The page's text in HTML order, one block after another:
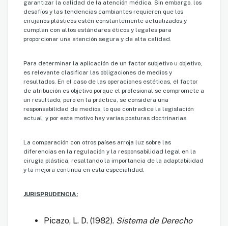
garantizar la calidad de la atención médica. Sin embargo, los
desafíos y las tendencias cambiantes requieren que los
cirujanos plásticos estén constantemente actualizados y
cumplan con altos estándares éticos y legales para
proporcionar una atención segura y de alta calidad.
Para determinar la aplicación de un factor subjetivo u objetivo,
es relevante clasificar las obligaciones de medios y
resultados. En el caso de las operaciones estéticas, el factor
de atribución es objetivo porque el profesional se compromete a
un resultado, pero en la práctica, se considera una
responsabilidad de medios, lo que contradice la legislación
actual, y por este motivo hay varias posturas doctrinarias.
La comparación con otros países arroja luz sobre las
diferencias en la regulación y la responsabilidad legal en la
cirugía plástica, resaltando la importancia de la adaptabilidad
y la mejora continua en esta especialidad.
JURISPRUDENCIA:
Picazo, L. D. (1982). Sistema de Derecho